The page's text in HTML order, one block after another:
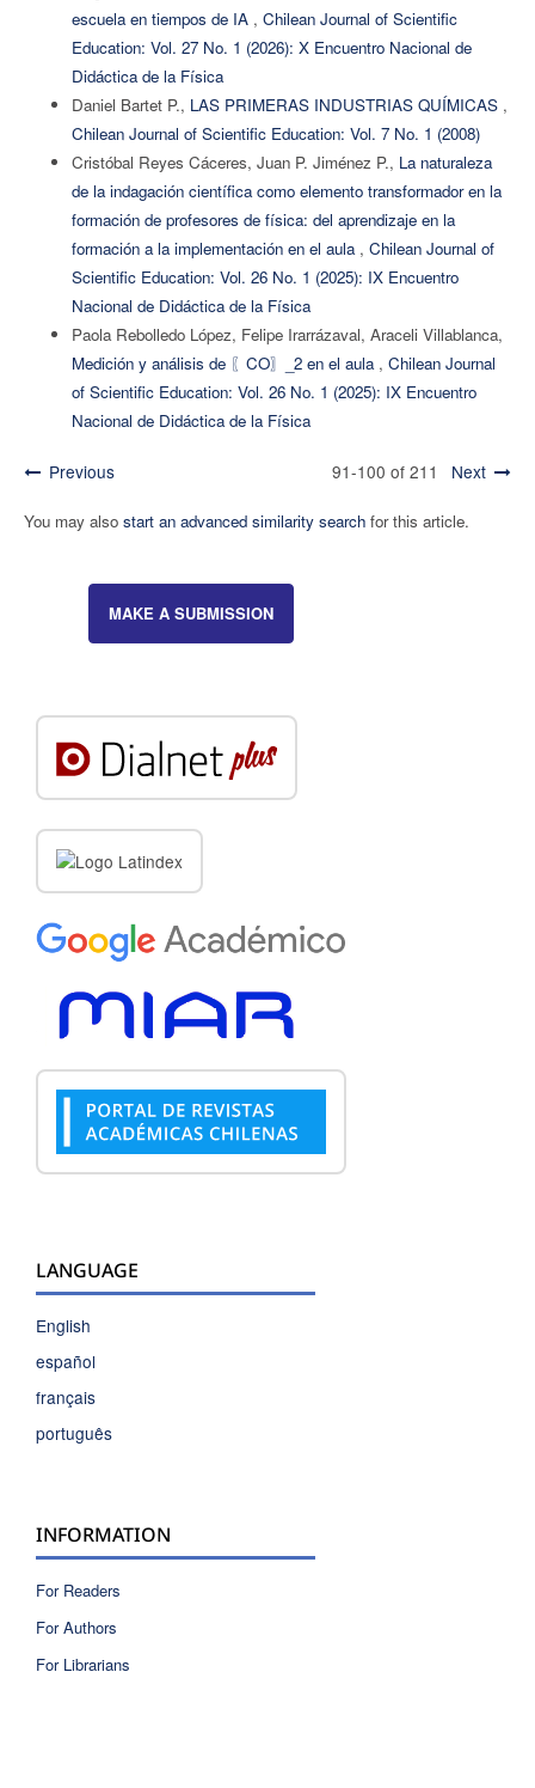
escuela en tiempos de IA , Chilean Journal of Scientific
Education: Vol. 27 No. 1 (2026): X Encuentro Nacional de
Didáctica de la Física
Daniel Bartet P., LAS PRIMERAS INDUSTRIAS QUÍMICAS ,
Chilean Journal of Scientific Education: Vol. 7 No. 1 (2008)
Cristóbal Reyes Cáceres, Juan P. Jiménez P., La naturaleza
de la indagación científica como elemento transformador en la
formación de profesores de física: del aprendizaje en la
formación a la implementación en el aula , Chilean Journal of
Scientific Education: Vol. 26 No. 1 (2025): IX Encuentro
Nacional de Didáctica de la Física
Paola Rebolledo López, Felipe Irarrázaval, Araceli Villablanca,
Medición y análisis de 〖CO〗_2 en el aula , Chilean Journal
of Scientific Education: Vol. 26 No. 1 (2025): IX Encuentro
Nacional de Didáctica de la Física
Previous 91-100 of 211 Next
You may also start an advanced similarity searchfor this article.
MAKE A SUBMISSION
LANGUAGE
English
español
français
português
INFORMATION
For Readers
For Authors
For Librarians